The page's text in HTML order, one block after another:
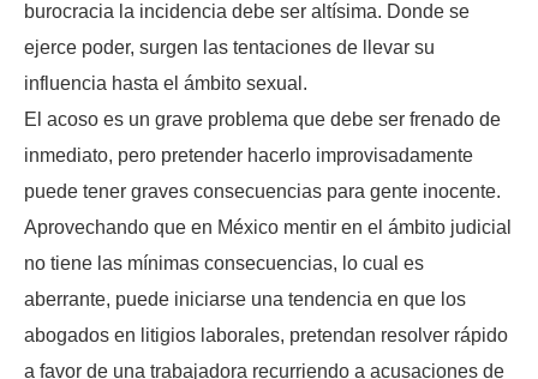
burocracia la incidencia debe ser altísima. Donde se
ejerce poder, surgen las tentaciones de llevar su
influencia hasta el ámbito sexual.
El acoso es un grave problema que debe ser frenado de
inmediato, pero pretender hacerlo improvisadamente
puede tener graves consecuencias para gente inocente.
Aprovechando que en México mentir en el ámbito judicial
no tiene las mínimas consecuencias, lo cual es
aberrante, puede iniciarse una tendencia en que los
abogados en litigios laborales, pretendan resolver rápido
a favor de una trabajadora recurriendo a acusaciones de